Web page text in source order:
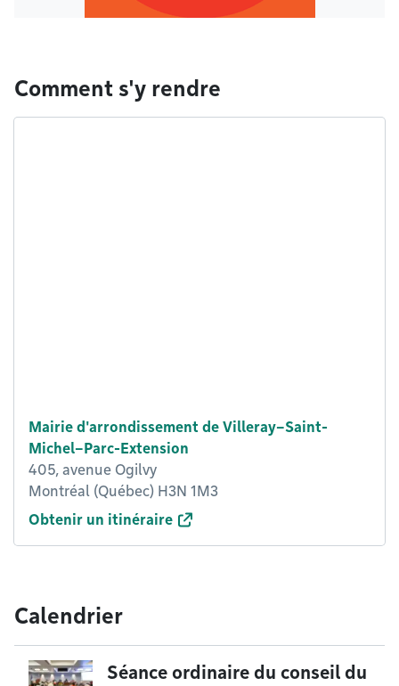
Comment s'y rendre
Mairie d'arrondissement de Villeray–Saint-
Michel–Parc-Extension
405, avenue Ogilvy
Montréal (Québec) H3N 1M3
Obtenir un itinéraire
Calendrier
Séance ordinaire du conseil du